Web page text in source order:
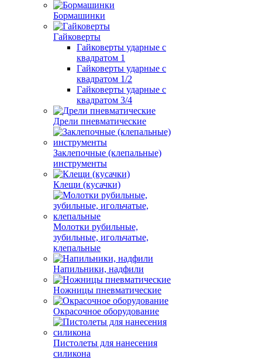
Бормашинки
Гайковерты
Гайковерты ударные с
квадратом 1
Гайковерты ударные с
квадратом 1/2
Гайковерты ударные с
квадратом 3/4
Дрели пневматические
Заклепочные (клепальные)
инструменты
Клещи (кусачки)
Молотки рубильные,
зубильные, игольчатые,
клепальные
Напильники, надфили
Ножницы пневматические
Окрасочное оборудование
Пистолеты для нанесения
силикона